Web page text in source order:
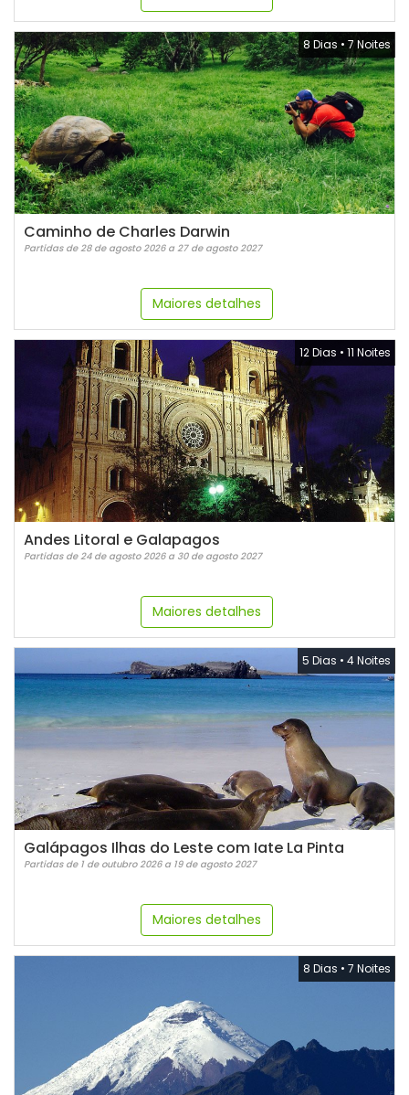
8 Dias • 7 Noites
Caminho de Charles Darwin
Partidas de 28 de agosto 2026 a 27 de agosto 2027
Maiores detalhes
12 Dias • 11 Noites
Andes Litoral e Galapagos
Partidas de 24 de agosto 2026 a 30 de agosto 2027
Maiores detalhes
5 Dias • 4 Noites
Galápagos Ilhas do Leste com Iate La Pinta
Partidas de 1 de outubro 2026 a 19 de agosto 2027
Maiores detalhes
8 Dias • 7 Noites